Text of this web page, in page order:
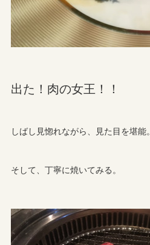
出た！肉の女王！！
しばし見惚れながら、見た目を堪能。
そして、丁寧に焼いてみる。